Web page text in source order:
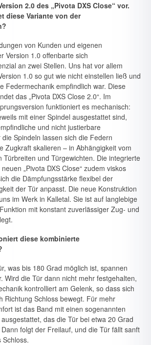
2.0 des „Pivota DXS Close“ vor.
diese Variante von der
von Kunden und eigenen
Version 1.0 offenbarte sich
an zwei Stellen. Uns hat vor allem
1.0 so gut wie nicht einstellen ließ und
Federmechanik empfindlich war. Diese
das „Pivota DXS Close 2.0“. Im
funktioniert es mechanisch:
mit einer Spindel ausgestattet sind,
und nicht justierbare
Spindeln lassen sich die Federn
Zugkraft skalieren – in Abhängigkeit vom
Türbreiten und Türgewichten. Die integrierte
„Pivota DXS Close“ zudem viskos
die Dämpfungsstärke flexibel der
der Tür anpasst. Die neue Konstruktion
im Werk in Kalletal. Sie ist auf langlebige
mit konstant zuverlässiger Zug- und
diese kombinierte
was bis 180 Grad möglich ist, spannen
Wird die Tür dann nicht mehr festgehalten,
kontrolliert am Gelenk, so dass sich
Richtung Schloss bewegt. Für mehr
ist das Band mit einen sogenannten
das die Tür bei etwa 20 Grad
folgt der Freilauf, und die Tür fällt sanft
Schloss.